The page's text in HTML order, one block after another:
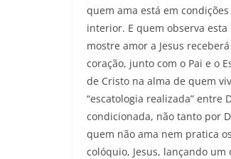
quem ama está em
interior. E quem observa
mostre amor a Jesus
coração, junto com o Pai e o
de Cristo na alma de quem
“escatologia realizada” entre
condicionada, não tanto por
quem não ama nem pratica
colóquio, Jesus, lançando